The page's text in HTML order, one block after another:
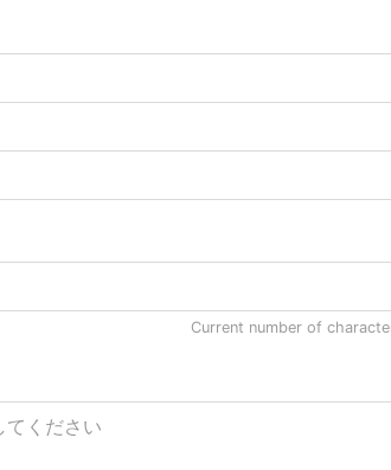
Current number of